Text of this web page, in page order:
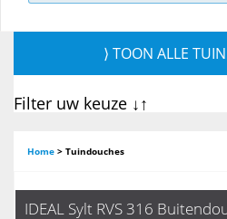
⟩ TOON ALLE
Filter uw keuze ↓↑
Home > Tuindouches
IDEAL Sylt RVS 316